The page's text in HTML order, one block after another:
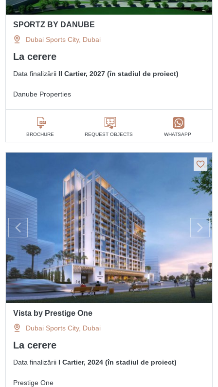
SPORTZ BY DANUBE
Dubai Sports City, Dubai
La cerere
Data finalizării II Cartier, 2027 (în stadiul de proiect)
Danube Properties
BROCHURE REQUEST OBJECTS WHATSAPP
Vista by Prestige One
Dubai Sports City, Dubai
La cerere
Data finalizării I Cartier, 2024 (în stadiul de proiect)
Prestige One